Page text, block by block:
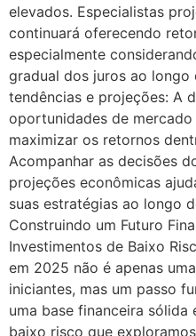
elevados. Especialistas
continuará oferecendo
especialmente
gradual dos juros ao longo
tendências e projeções: A
oportunidades de
maximizar os retornos
Acompanhar as decisões
projeções econômicas
suas estratégias ao longo
Construindo um Futuro
Investimentos de Baixo
em 2025 não é apenas
iniciantes, mas um passo
uma base financeira
baixo risco que